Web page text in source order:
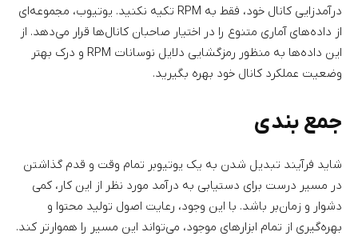
درآمدزایی کانال خود، فقط به RPM تکیه نکنید. یوتیوب، مجموعه‌ای
از داده‌های آماری متنوع را در اختیار صاحبان کانال‌ها قرار می‌دهد. از
این داده‌ها به منظور رمزگشایی دلایل نوسانات RPM و درک بهتر
وضعیت عملکرد کانال خود بهره بگیرید.
جمع بندی
شاید فرآیند تبدیل شدن به یک یوتیوبر تمام وقت و قدم گذاشتن
در مسیر درست برای دستیابی به درآمد مورد نظر از این کار، کمی
دشوار و زمان‌بر باشد. با این وجود، رعایت اصول تولید محتوا و
بهره‌گیری از تمام ابزارهای موجود، می‌تواند این مسیر را هموارتر کند.